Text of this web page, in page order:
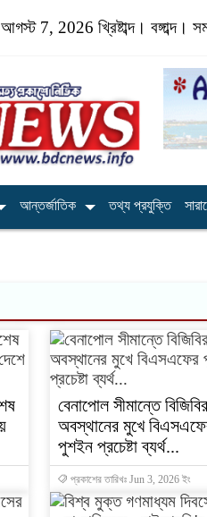
7, 2026 খ্রিষ্টাব্দ। বঙ্গাব্দ।
আন্তর্জাতিক তথ্য প্রযুক্তি
বেনাপোল সীমান্তে
অবস্থানের মুখে
পুশইন প্রচেষ্টা ব্যর্থ...
প্রকাশের তারিখঃ Jun 3, 2026 ইং